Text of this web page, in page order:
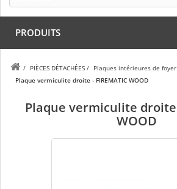
PRODUITS
/ PIÈCES DÉTACHÉES / Plaques intérieures de foyer
Plaque vermiculite droite - FIREMATIC WOOD
Plaque vermiculite droite
WOOD